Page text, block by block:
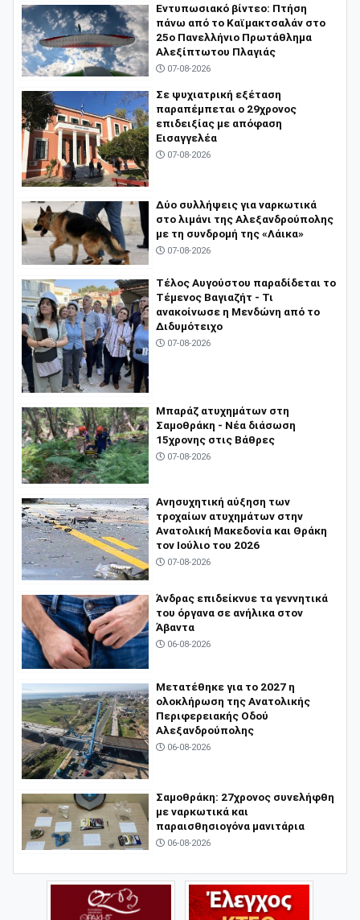
​Εντυπωσιακό βίντεο: Πτήση
πάνω από το Καϊμακτσαλάν στο
25ο Πανελλήνιο Πρωτάθλημα
Αλεξίπτωτου Πλαγιάς
07-08-2026
Σε ψυχιατρική εξέταση
παραπέμπεται ο 29χρονος
επιδειξίας με απόφαση
Εισαγγελέα
07-08-2026
Δύο συλλήψεις για ναρκωτικά
στο λιμάνι της Αλεξανδρούπολης
με τη συνδρομή της «Λάικα»
07-08-2026
Τέλος Αυγούστου παραδίδεται το
Τέμενος Βαγιαζήτ - Τι
ανακοίνωσε η Μενδώνη από το
Διδυμότειχο
07-08-2026
Μπαράζ ατυχημάτων στη
Σαμοθράκη - Νέα διάσωση
15χρονης στις Βάθρες
07-08-2026
Ανησυχητική αύξηση των
τροχαίων ατυχημάτων στην
Ανατολική Μακεδονία και Θράκη
τον Ιούλιο του 2026
07-08-2026
Άνδρας επιδείκνυε τα γεννητικά
του όργανα σε ανήλικα στον
Άβαντα
06-08-2026
Μετατέθηκε για το 2027 η
ολοκλήρωση της Ανατολικής
Περιφερειακής Οδού
Αλεξανδρούπολης
06-08-2026
Σαμοθράκη: 27χρονος συνελήφθη
με ναρκωτικά και
παραισθησιογόνα μανιτάρια
06-08-2026